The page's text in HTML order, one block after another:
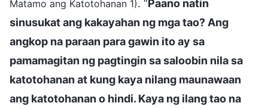
Matamo ang Katotohanan 1). “Paano natin
sinusukat ang kakayahan ng mga tao? Ang
angkop na paraan para gawin ito ay sa
pamamagitan ng pagtingin sa saloobin nila sa
katotohanan at kung kaya nilang maunawaan
ang katotohanan o hindi. Kaya ng ilang tao na